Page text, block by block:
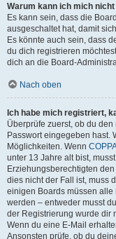
Warum kann ich mich
Es kann sein, dass die
ausgeschaltet hat, damit
Es könnte auch sein, dass
du dich registrieren
dich an die Board-
Nach oben
Ich habe mich registriert,
Überprüfe zuerst, ob du
Passwort eingegeben hast.
Möglichkeiten. Wenn
unter 13 Jahre alt bist,
Erziehungsberechtigten
dies nicht der Fall ist, muss
einigen Boards müssen
werden – entweder musst
der Registrierung wurde dir
Wenn du eine E-Mail
Ansonsten prüfe, ob du